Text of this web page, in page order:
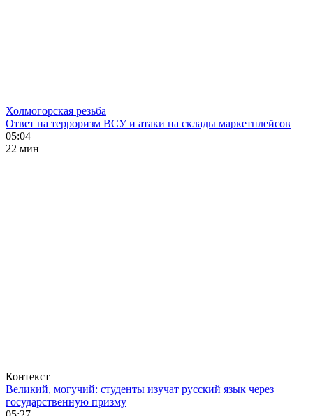
Холмогорская резьба
Ответ на терроризм ВСУ и атаки на склады маркетплейсов
05:04
22 мин
Контекст
Великий, могучий: студенты изучат русский язык через
государственную призму